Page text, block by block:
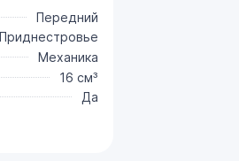
Передний
Приднестровье
Механика
16 см³
Да